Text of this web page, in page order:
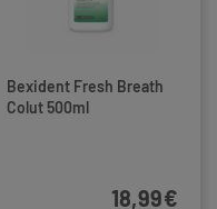
Bexident Fresh Breath
Colut 500ml
18,99€